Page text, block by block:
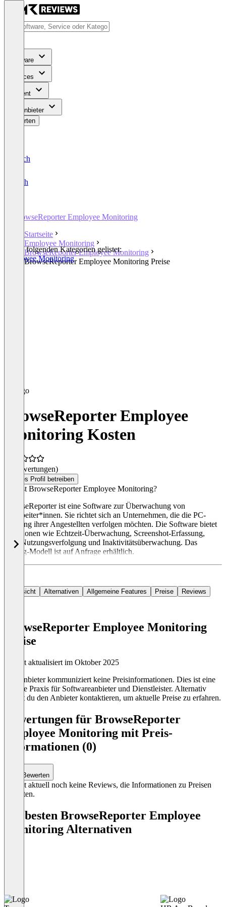
Software
Services
Content
Für Anbieter
Bewerten
Deutsch
English
BrowseReporter Employee Monitoring
Startseite
Employee Monitoring
BrowseReporter Employee Monitoring
BrowseReporter Employee Monitoring Preise
In den folgenden Kategorien gelistet:
Employee Monitoring
BrowseReporter Employee
Monitoring Kosten
(0 Bewertungen)
Dieses Profil betreiben
Was ist BrowseReporter Employee Monitoring?
BrowseReporter ist eine Software zur Überwachung von
Mitarbeiter*innen. Sie richtet sich an Unternehmen, die die PC-
Nutzung ihrer Angestellten verfolgen möchten. Die Software bietet
Funktionen wie Echtzeit-Überwachung, Screenshot-Erfassung,
App-Nutzungsverfolgung und Inaktivitätsüberwachung. Das
Pricing-Modell ist auf Anfrage erhältlich.
Übersicht Alternativen Allgemeine Features Preise Reviews
BrowseReporter Employee Monitoring
Preise
Zuletzt aktualisiert im Oktober 2025
Der Anbieter kommuniziert keine Preisinformationen. Dies ist eine
übliche Praxis für Softwareanbieter und Dienstleister. Alternativ
kannst du den Anbieter kontaktieren, um aktuelle Preise zu erfahren.
Bewertungen für BrowseReporter
Employee Monitoring mit Preis-
Informationen (0)
Bewerten
Es gibt aktuell noch keine Reviews, die Informationen zu Preisen
enthalten.
Die besten BrowseReporter Employee
Monitoring Alternativen